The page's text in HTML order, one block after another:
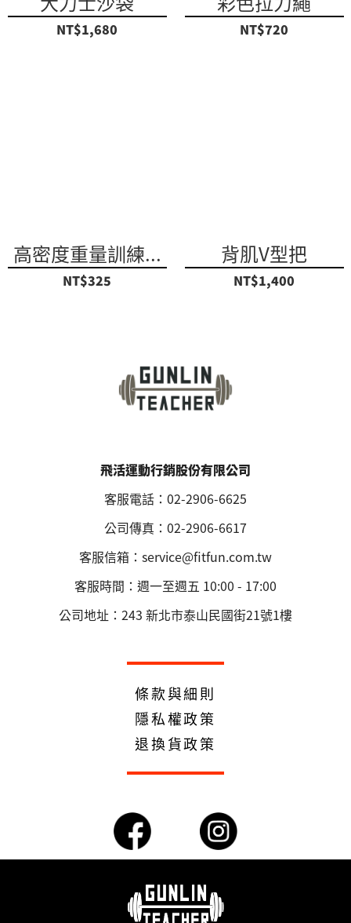
NT$1,680 NT$720
高密度重量訓練...
NT$325
背肌V型把
NT$1,400
飛活運動行銷股份有限公司
客服電話：02-2906-6625
公司傳真：02-2906-6617
客服信箱：service@fitfun.com.tw
客服時間：週一至週五 10:00 - 17:00
公司地址：243 新北市泰山民國街21號1樓
條款與細則
隱私權政策
退換貨政策